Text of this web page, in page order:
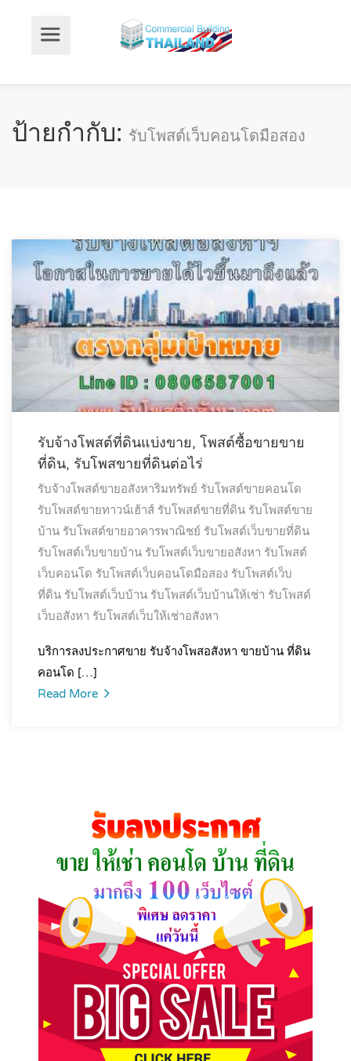
ป้ายกำกับ: รับโพสต์เว็บคอนโดมือสอง
รับจ้างโพสต์ที่ดินแบ่งขาย, โพสต์ซื้อขายขาย
ที่ดิน, รับโพสขายที่ดินต่อไร่
รับจ้างโพสต์ขายอสังหาริมทรัพย์ รับโพสต์ขายคอนโด
รับโพสต์ขายทาวน์เฮ้าส์ รับโพสต์ขายที่ดิน รับโพสต์ขาย
บ้าน รับโพสต์ขายอาคารพาณิชย์ รับโพสต์เว็บขายที่ดิน
รับโพสต์เว็บขายบ้าน รับโพสต์เว็บขายอสังหา รับโพสต์
เว็บคอนโด รับโพสต์เว็บคอนโดมือสอง รับโพสต์เว็บ
ที่ดิน รับโพสต์เว็บบ้าน รับโพสต์เว็บบ้านให้เช่า รับโพสต์
เว็บอสังหา รับโพสต์เว็บให้เช่าอสังหา
บริการลงประกาศขาย รับจ้างโพสอสังหา ขายบ้าน ที่ดิน
คอนโด […]
Read More